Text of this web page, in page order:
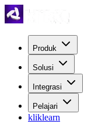
Produk
Solusi
Integrasi
Pelajari
kliklearn